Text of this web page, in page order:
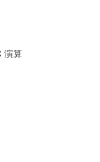
演算